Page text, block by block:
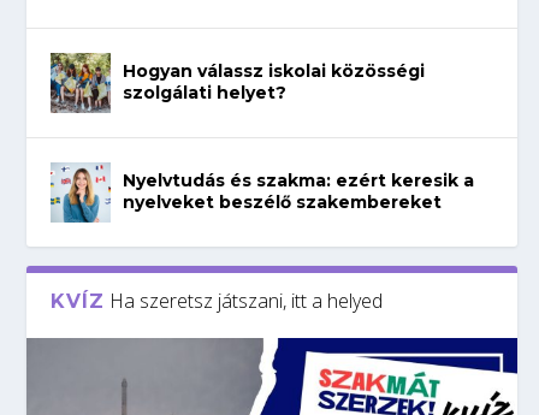
Hogyan válassz iskolai közösségi
szolgálati helyet?
Nyelvtudás és szakma: ezért keresik a
nyelveket beszélő szakembereket
KVÍZ Ha szeretsz játszani, itt a helyed